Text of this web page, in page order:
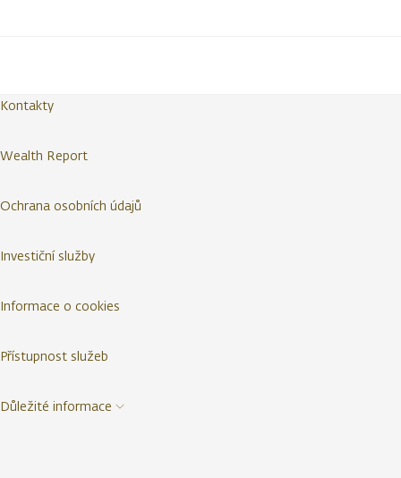
Kontakty
Wealth Report
Ochrana osobních údajů
Investiční služby
Informace o cookies
Přístupnost služeb
Důležité informace